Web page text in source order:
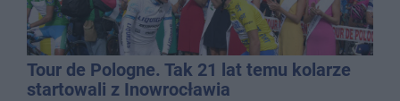
Tour de Pologne. Tak 21 lat temu kolarze
startowali z Inowrocławia